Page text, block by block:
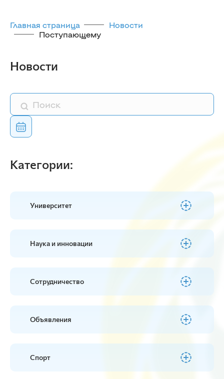
Главная страница
Новости
Поступающему
Новости
Категории:
Университет
Наука и инновации
Сотрудничество
Объявления
Спорт